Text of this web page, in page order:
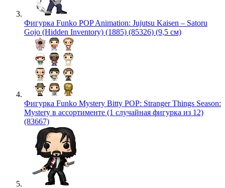
Фигурка Funko POP Animation: Jujutsu Kaisen – Satoru
Gojo (Hidden Inventory) (1885) (85326) (9,5 см)
Фигурка Funko Mystery Bitty POP: Stranger Things Season:
Mystery в ассортименте (1 случайная фигурка из 12)
(83667)